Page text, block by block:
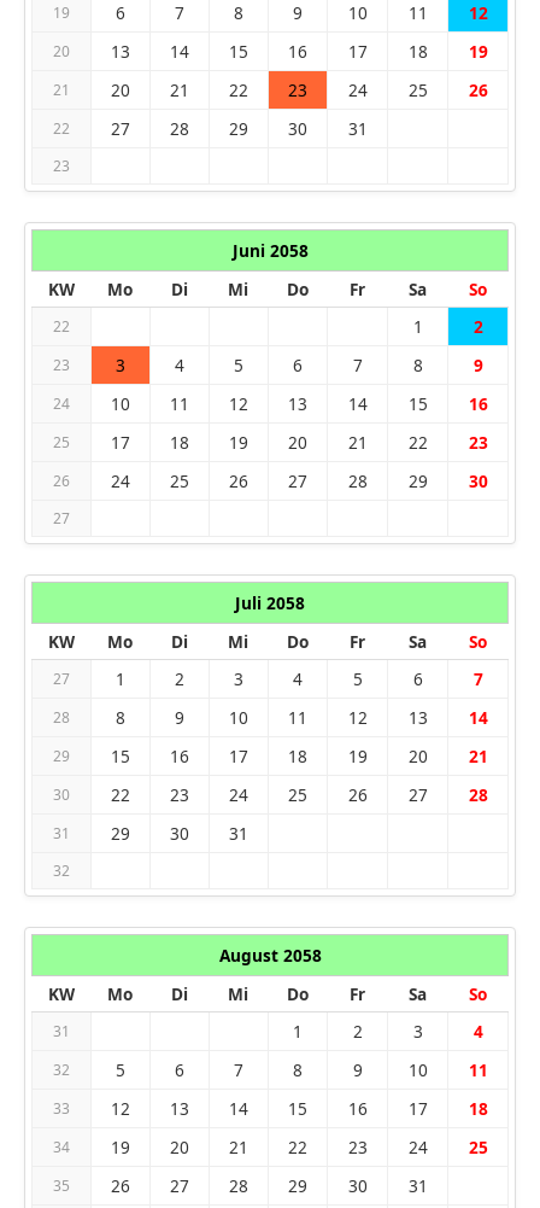
19 6 7 8 9 10 11 12
20 13 14 15 16 17 18 19
21 20 21 22 23 24 25 26
22 27 28 29 30 31
23
Juni 2058
KW
Mo Di Mi Do Fr Sa So
22 1 2
23 3 4 5 6 7 8 9
24 10 11 12 13 14 15 16
25 17 18 19 20 21 22 23
26 24 25 26 27 28 29 30
27
Juli 2058
KW
Mo Di Mi Do Fr Sa So
27 1 2 3 4 5 6 7
28 8 9 10 11 12 13 14
29 15 16 17 18 19 20 21
30 22 23 24 25 26 27 28
31 29 30 31
32
August 2058
KW
Mo Di Mi Do Fr Sa So
31 1 2 3 4
32 5 6 7 8 9 10 11
33 12 13 14 15 16 17 18
34 19 20 21 22 23 24 25
35 26 27 28 29 30 31